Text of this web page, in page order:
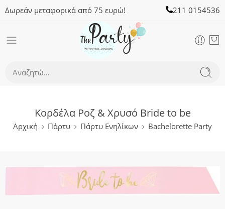
Δωρεάν μεταφορικά από 75 ευρώ! 211 0154536
Κορδέλα Ροζ & Χρυσό Bride to be
Αρχική Πάρτυ Πάρτυ Ενηλίκων Bachelorette Party